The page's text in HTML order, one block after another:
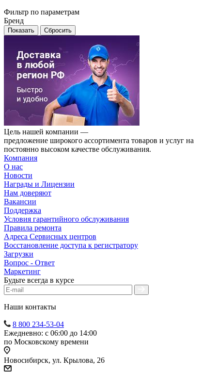
Фильтр по параметрам
Бренд
Сбросить
Цель нашей компании —
предложение широкого ассортимента товаров и услуг на
постоянно высоком качестве обслуживания.
Компания
О нас
Новости
Награды и Лицензии
Нам доверяют
Вакансии
Поддержка
Условия гарантийного обслуживания
Правила ремонта
Адреса Сервисных центров
Восстановление доступа к регистратору
Загрузки
Вопрос - Ответ
Маркетинг
Будьте всегда в курсе
Наши контакты
8 800 234-53-04
Ежедневно: с 06:00 до 14:00
по Московскому времени
Новосибирск, ул. Крылова, 26